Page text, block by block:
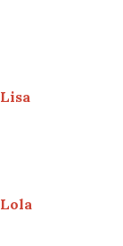
Lisa
Lola